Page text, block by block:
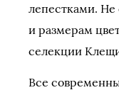
лепестками. Не
и размерам
селекции
Все